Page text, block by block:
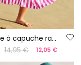
Serviette à capuche rayée
14,95 € 12,05 €